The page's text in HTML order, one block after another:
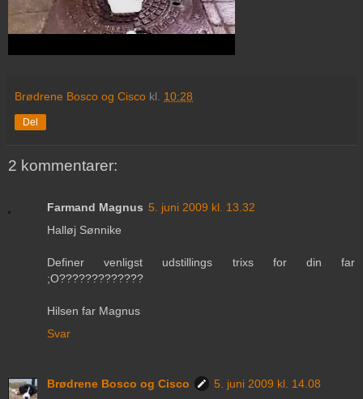
Brødrene Bosco og Cisco kl. 10:28
Del
2 kommentarer:
Farmand Magnus 5. juni 2009 kl. 13.32
Halløj Sønnike
Definer venligst udstillings trixs for din far
;O?????????????
Hilsen far Magnus
Svar
Brødrene Bosco og Cisco
5. juni 2009 kl. 14.08